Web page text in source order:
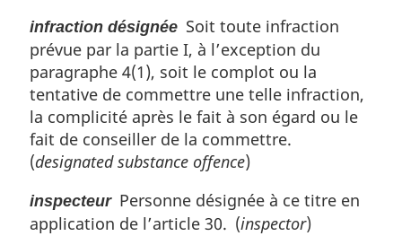
infraction désignée Soit toute infraction
prévue par la partie I, à l’exception du
paragraphe 4(1), soit le complot ou la
tentative de commettre une telle infraction,
la complicité après le fait à son égard ou le
fait de conseiller de la commettre.
(designated substance offence)
inspecteurPersonne désignée à ce titre en
application de l’article 30. (inspector)